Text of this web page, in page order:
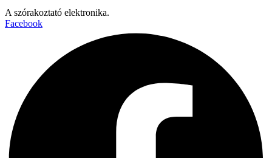
A szórakoztató elektronika.
Facebook